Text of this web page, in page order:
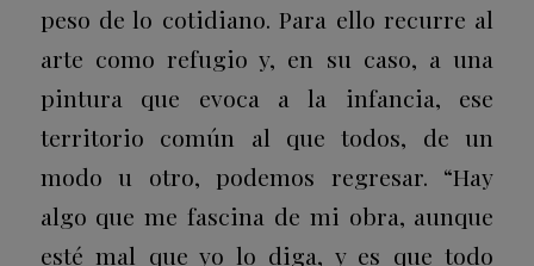
peso de lo cotidiano. Para ello recurre al
arte como refugio y, en su caso, a una
pintura que evoca a la infancia, ese
territorio común al que todos, de un
modo u otro, podemos regresar. “Hay
algo que me fascina de mi obra, aunque
esté mal que yo lo diga, y es que todo